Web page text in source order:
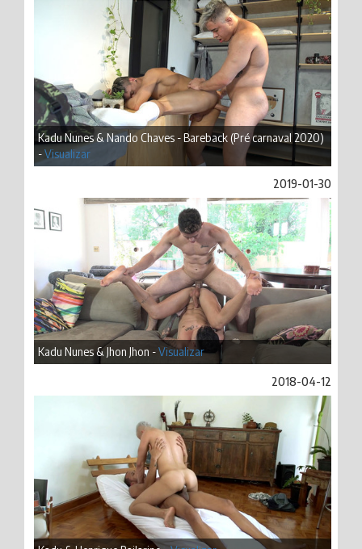
Kadu Nunes & Nando Chaves - Bareback (Pré carnaval 2020)
-Visualizar
2019-01-30
Kadu Nunes & Jhon Jhon -Visualizar
2018-04-12